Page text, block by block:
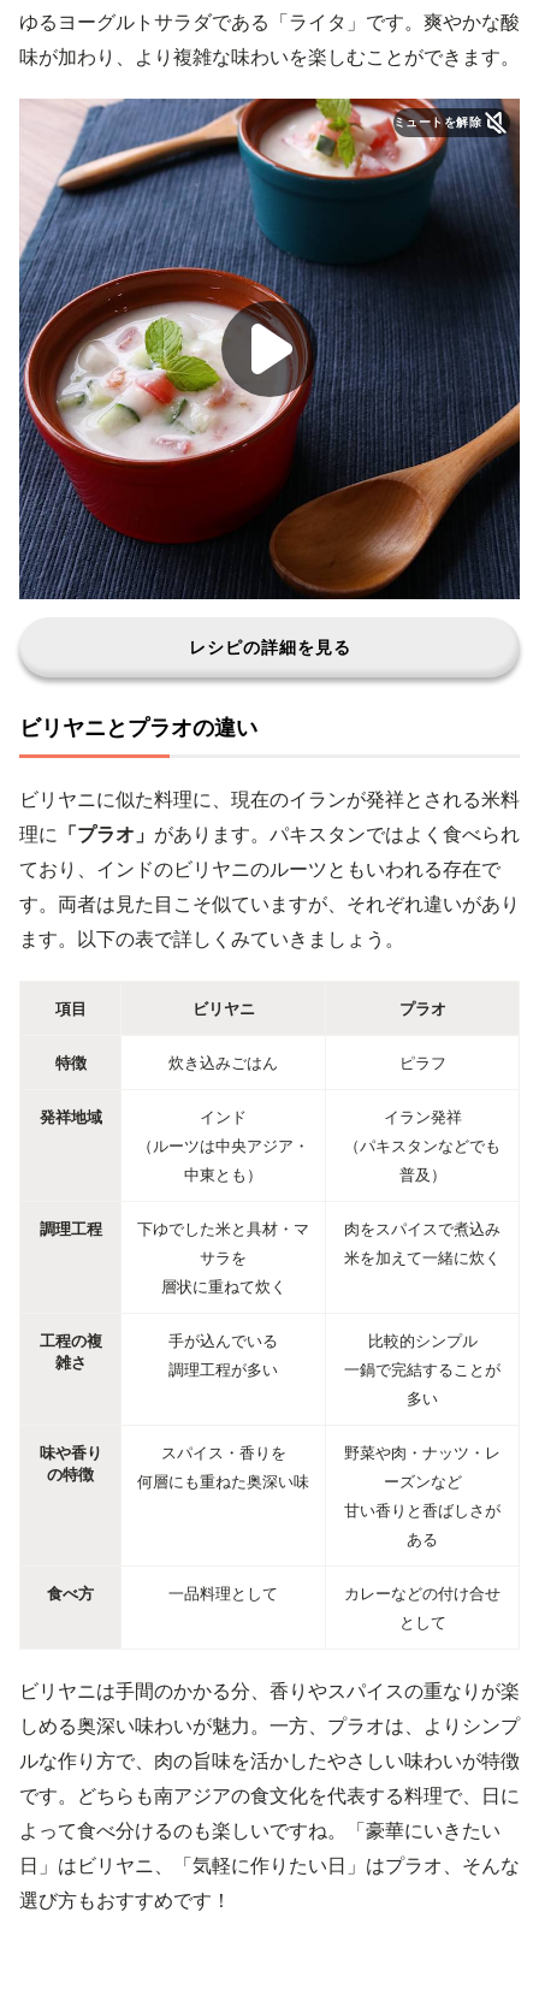
ゆるヨーグルトサラダである「ライタ」です。爽やかな酸
味が加わり、より複雑な味わいを楽しむことができます。
ミュートを解除
レシピの詳細を見る
ビリヤニとプラオの違い
ビリヤニに似た料理に、現在のイランが発祥とされる米料
理に 「プラオ」 があります。パキスタンではよく食べられ
ており、インドのビリヤニのルーツともいわれる存在で
す。両者は見た目こそ似ていますが、それぞれ違いがあり
ます。以下の表で詳しくみていきましょう。
項目 ビリヤニ プラオ
特徴 炊き込みごはん ピラフ
発祥地域
インド
（ルーツは中央アジア・
中東とも）
イラン発祥
（パキスタンなどでも
普及）
調理工程
下ゆでした米と具材・マ
サラを
層状に重ねて炊く
肉をスパイスで煮込み
米を加えて一緒に炊く
工程の複
雑さ
手が込んでいる
調理工程が多い
比較的シンプル
一鍋で完結することが
多い
味や香り
の特徴
スパイス・香りを
何層にも重ねた奥深い味
野菜や肉・ナッツ・レ
ーズンなど
甘い香りと香ばしさが
ある
食べ方 一品料理として
カレーなどの付け合せ
として
ビリヤニは手間のかかる分、香りやスパイスの重なりが楽
しめる奥深い味わいが魅力。一方、プラオは、よりシンプ
ルな作り方で、肉の旨味を活かしたやさしい味わいが特徴
です。どちらも南アジアの食文化を代表する料理で、日に
よって食べ分けるのも楽しいですね。「豪華にいきたい
日」はビリヤニ、「気軽に作りたい日」はプラオ、そんな
選び方もおすすめです！